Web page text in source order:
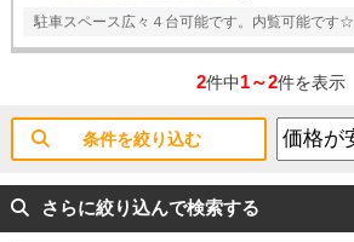
駐車スペース広々４台可能です。内覧可能です☆
2件中1～2件を表示
条件を絞り込む
さらに絞り込んで検索する